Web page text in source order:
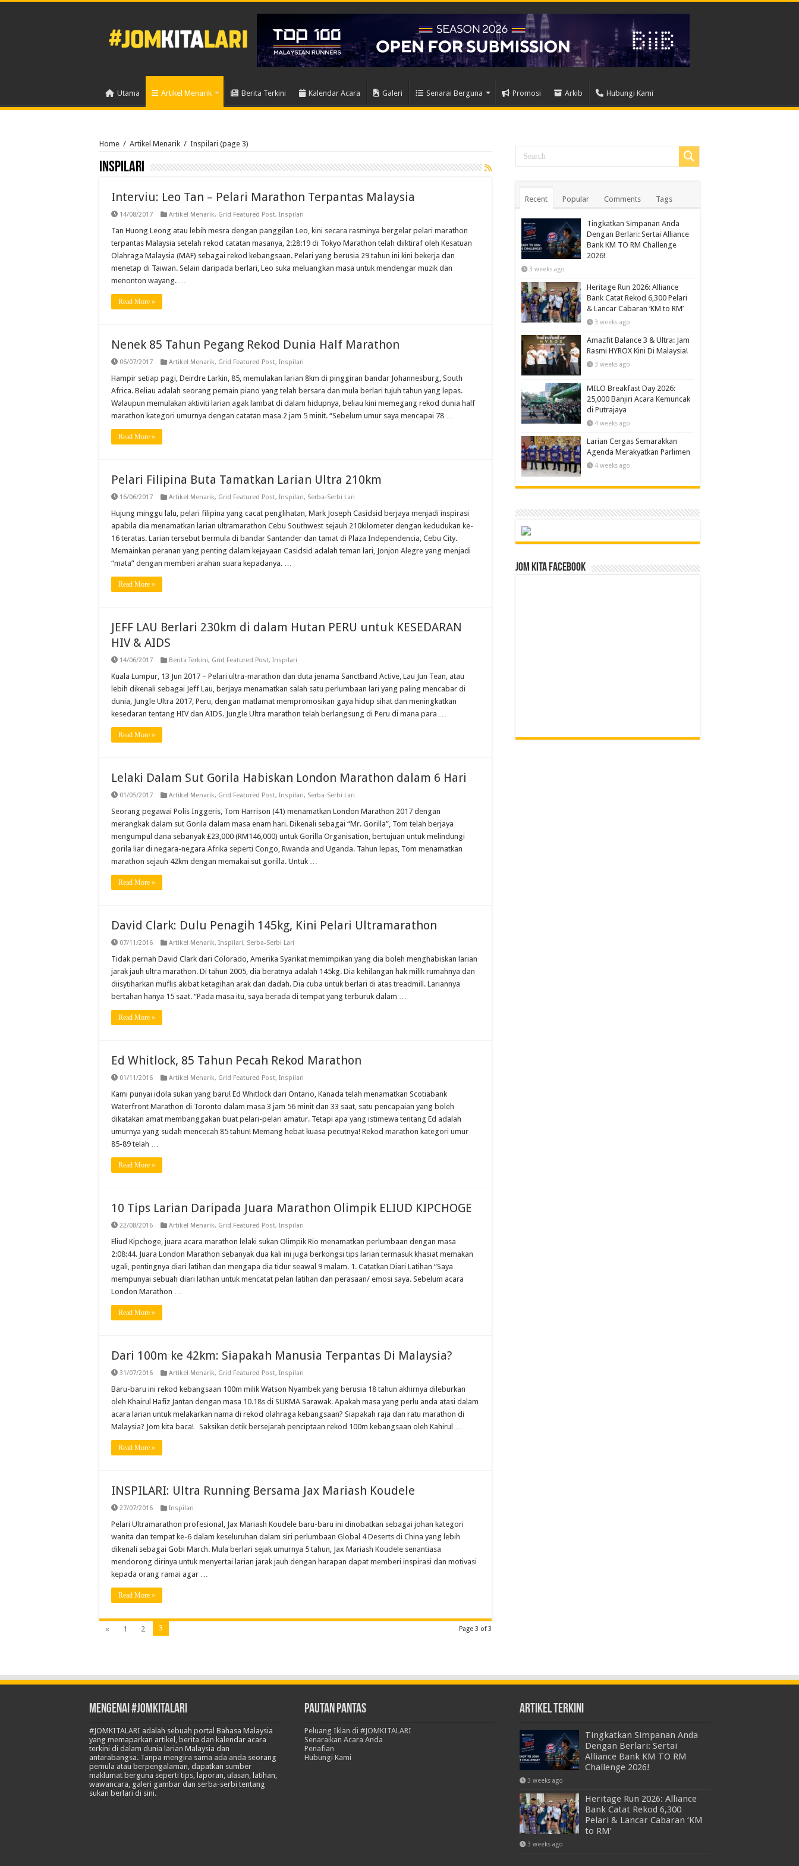
Utama Artikel Menarik Berita Terkini Kalendar Acara Galeri Senarai Berguna Promosi Arkib Hubungi Kami
Home / Artikel Menarik / Inspilari (page 3)
Inspilari
Interviu: Leo Tan – Pelari Marathon Terpantas Malaysia
14/08/2017 Artikel Menarik, Grid Featured Post, Inspilari
Tan Huong Leong atau lebih mesra dengan panggilan Leo, kini secara rasminya bergelar pelari marathon
terpantas Malaysia setelah rekod catatan masanya, 2:28:19 di Tokyo Marathon telah diiktiraf oleh Kesatuan
Olahraga Malaysia (MAF) sebagai rekod kebangsaan. Pelari yang berusia 29 tahun ini kini bekerja dan
menetap di Taiwan. Selain daripada berlari, Leo suka meluangkan masa untuk mendengar muzik dan
menonton wayang. …
Read More »
Nenek 85 Tahun Pegang Rekod Dunia Half Marathon
06/07/2017 Artikel Menarik, Grid Featured Post, Inspilari
Hampir setiap pagi, Deirdre Larkin, 85, memulakan larian 8km di pinggiran bandar Johannesburg, South
Africa. Beliau adalah seorang pemain piano yang telah bersara dan mula berlari tujuh tahun yang lepas.
Walaupun memulakan aktiviti larian agak lambat di dalam hidupnya, beliau kini memegang rekod dunia half
marathon kategori umurnya dengan catatan masa 2 jam 5 minit. “Sebelum umur saya mencapai 78 …
Read More »
Pelari Filipina Buta Tamatkan Larian Ultra 210km
16/06/2017 Artikel Menarik, Grid Featured Post, Inspilari, Serba-Serbi Lari
Hujung minggu lalu, pelari filipina yang cacat penglihatan, Mark Joseph Casidsid berjaya menjadi inspirasi
apabila dia menamatkan larian ultramarathon Cebu Southwest sejauh 210kilometer dengan kedudukan ke-
16 teratas. Larian tersebut bermula di bandar Santander dan tamat di Plaza Independencia, Cebu City.
Memainkan peranan yang penting dalam kejayaan Casidsid adalah teman lari, Jonjon Alegre yang menjadi
“mata” dengan memberi arahan suara kepadanya. …
Read More »
JEFF LAU Berlari 230km di dalam Hutan PERU untuk KESEDARAN
HIV & AIDS
14/06/2017 Berita Terkini, Grid Featured Post, Inspilari
Kuala Lumpur, 13 Jun 2017 – Pelari ultra-marathon dan duta jenama Sanctband Active, Lau Jun Tean, atau
lebih dikenali sebagai Jeff Lau, berjaya menamatkan salah satu perlumbaan lari yang paling mencabar di
dunia, Jungle Ultra 2017, Peru, dengan matlamat mempromosikan gaya hidup sihat dan meningkatkan
kesedaran tentang HIV dan AIDS. Jungle Ultra marathon telah berlangsung di Peru di mana para …
Read More »
Lelaki Dalam Sut Gorila Habiskan London Marathon dalam 6 Hari
01/05/2017 Artikel Menarik, Grid Featured Post, Inspilari, Serba-Serbi Lari
Seorang pegawai Polis Inggeris, Tom Harrison (41) menamatkan London Marathon 2017 dengan
merangkak dalam sut Gorila dalam masa enam hari. Dikenali sebagai “Mr. Gorilla”, Tom telah berjaya
mengumpul dana sebanyak £23,000 (RM146,000) untuk Gorilla Organisation, bertujuan untuk melindungi
gorila liar di negara-negara Afrika seperti Congo, Rwanda and Uganda. Tahun lepas, Tom menamatkan
marathon sejauh 42km dengan memakai sut gorilla. Untuk …
Read More »
David Clark: Dulu Penagih 145kg, Kini Pelari Ultramarathon
07/11/2016 Artikel Menarik, Inspilari, Serba-Serbi Lari
Tidak pernah David Clark dari Colorado, Amerika Syarikat memimpikan yang dia boleh menghabiskan larian
jarak jauh ultra marathon. Di tahun 2005, dia beratnya adalah 145kg. Dia kehilangan hak milik rumahnya dan
diisytiharkan muflis akibat ketagihan arak dan dadah. Dia cuba untuk berlari di atas treadmill. Lariannya
bertahan hanya 15 saat. “Pada masa itu, saya berada di tempat yang terburuk dalam …
Read More »
Ed Whitlock, 85 Tahun Pecah Rekod Marathon
01/11/2016 Artikel Menarik, Grid Featured Post, Inspilari
Kami punyai idola sukan yang baru! Ed Whitlock dari Ontario, Kanada telah menamatkan Scotiabank
Waterfront Marathon di Toronto dalam masa 3 jam 56 minit dan 33 saat, satu pencapaian yang boleh
dikatakan amat membanggakan buat pelari-pelari amatur. Tetapi apa yang istimewa tentang Ed adalah
umurnya yang sudah mencecah 85 tahun! Memang hebat kuasa pecutnya! Rekod marathon kategori umur
85-89 telah …
Read More »
10 Tips Larian Daripada Juara Marathon Olimpik ELIUD KIPCHOGE
22/08/2016 Artikel Menarik, Grid Featured Post, Inspilari
Eliud Kipchoge, juara acara marathon lelaki sukan Olimpik Rio menamatkan perlumbaan dengan masa
2:08:44. Juara London Marathon sebanyak dua kali ini juga berkongsi tips larian termasuk khasiat memakan
ugali, pentingnya diari latihan dan mengapa dia tidur seawal 9 malam. 1. Catatkan Diari Latihan “Saya
mempunyai sebuah diari latihan untuk mencatat pelan latihan dan perasaan/ emosi saya. Sebelum acara
London Marathon …
Read More »
Dari 100m ke 42km: Siapakah Manusia Terpantas Di Malaysia?
31/07/2016 Artikel Menarik, Grid Featured Post, Inspilari
Baru-baru ini rekod kebangsaan 100m milik Watson Nyambek yang berusia 18 tahun akhirnya dileburkan
oleh Khairul Hafiz Jantan dengan masa 10.18s di SUKMA Sarawak. Apakah masa yang perlu anda atasi dalam
acara larian untuk melakarkan nama di rekod olahraga kebangsaan? Siapakah raja dan ratu marathon di
Malaysia? Jom kita baca! Saksikan detik bersejarah penciptaan rekod 100m kebangsaan oleh Kahirul …
Read More »
INSPILARI: Ultra Running Bersama Jax Mariash Koudele
27/07/2016 Inspilari
Pelari Ultramarathon profesional, Jax Mariash Koudele baru-baru ini dinobatkan sebagai johan kategori
wanita dan tempat ke-6 dalam keseluruhan dalam siri perlumbaan Global 4 Deserts di China yang lebih
dikenali sebagai Gobi March. Mula berlari sejak umurnya 5 tahun, Jax Mariash Koudele senantiasa
mendorong dirinya untuk menyertai larian jarak jauh dengan harapan dapat memberi inspirasi dan motivasi
kepada orang ramai agar …
Read More »
Page 3 of 3
« 1 2 3
Recent Popular Comments Tags
Tingkatkan Simpanan Anda
Dengan Berlari: Sertai Alliance
Bank KM TO RM Challenge
2026!
3 weeks ago
Heritage Run 2026: Alliance
Bank Catat Rekod 6,300 Pelari
& Lancar Cabaran ‘KM to RM’
3 weeks ago
Amazfit Balance 3 & Ultra: Jam
Rasmi HYROX Kini Di Malaysia!
3 weeks ago
MILO Breakfast Day 2026:
25,000 Banjiri Acara Kemuncak
di Putrajaya
4 weeks ago
Larian Cergas Semarakkan
Agenda Merakyatkan Parlimen
4 weeks ago
Jom Kita Facebook
Mengenai #JOMKITALARI
#JOMKITALARI adalah sebuah portal Bahasa Malaysia
yang memaparkan artikel, berita dan kalendar acara
terkini di dalam dunia larian Malaysia dan
antarabangsa. Tanpa mengira sama ada anda seorang
pemula atau berpengalaman, dapatkan sumber
maklumat berguna seperti tips, laporan, ulasan, latihan,
wawancara, galeri gambar dan serba-serbi tentang
sukan berlari di sini.
Pautan Pantas
Peluang Iklan di #JOMKITALARI
Senaraikan Acara Anda
Penafian
Hubungi Kami
Artikel Terkini
Tingkatkan Simpanan Anda
Dengan Berlari: Sertai
Alliance Bank KM TO RM
Challenge 2026!
3 weeks ago
Heritage Run 2026: Alliance
Bank Catat Rekod 6,300
Pelari & Lancar Cabaran ‘KM
to RM’
3 weeks ago